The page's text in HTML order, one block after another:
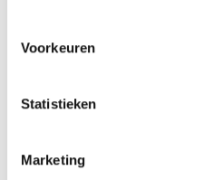
Voorkeuren
Statistieken
Marketing
Ruim assortiment
Op deze pagina kun je het
klikken en dan ook nog naar